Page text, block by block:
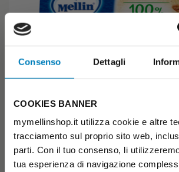
Consenso Dettagli
COOKIES BANNER
mymellinshop.it utilizza cookie e altre
tracciamento sul proprio sito web,
parti. Con il tuo consenso, li
tua esperienza di navigazione
Vitello
OMOGENEIZZATO CON CARNE E FARINA DI
Sconto scorta